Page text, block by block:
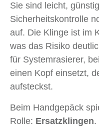
Sie sind leicht,
Sicherheitskontrolle
auf. Die Klinge ist im
was das Risiko
für Systemrasierer,
einen Kopf einsetzt,
aufsteckst.
Beim Handgepäck
Rolle: Ersatzklingen.